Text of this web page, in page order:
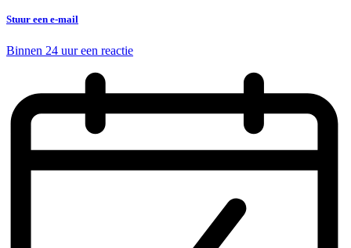
Stuur een e-mail
Binnen 24 uur een reactie